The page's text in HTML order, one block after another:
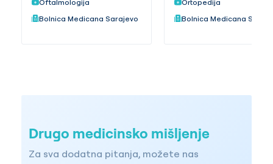
Oftalmologija
Bolnica Medicana Sarajevo
Ortopedija
Bolnica Medicana
Drugo medicinsko mišljenje
Za sva dodatna pitanja, možete nas